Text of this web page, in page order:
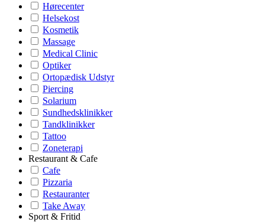
Hørecenter
Helsekost
Kosmetik
Massage
Medical Clinic
Optiker
Ortopædisk Udstyr
Piercing
Solarium
Sundhedsklinikker
Tandklinikker
Tattoo
Zoneterapi
Restaurant & Cafe
Cafe
Pizzaria
Restauranter
Take Away
Sport & Fritid